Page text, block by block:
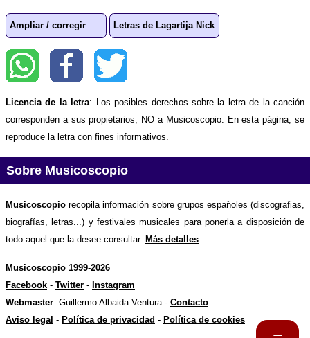
Ampliar / corregir Letras de Lagartija Nick
Licencia de la letra: Los posibles derechos sobre la letra de la canción
corresponden a sus propietarios, NO a Musicoscopio. En esta página, se
reproduce la letra con fines informativos.
Sobre Musicoscopio
Musicoscopio recopila información sobre grupos españoles (discografias,
biografías, letras...) y festivales musicales para ponerla a disposición de
todo aquel que la desee consultar. Más detalles
Musicoscopio 1999-2026
Facebook - Twitter - Instagram
Webmaster: Guillermo Albaida Ventura - Contacto
Aviso legal - Política de privacidad - Política de cookies